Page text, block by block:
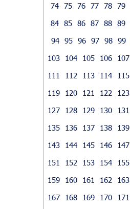
74 75 76 77 78 79
84 85 86 87 88 89
94 95 96 97 98 99
103
104 105 106 107
111
112 113 114 115
119
120 121 122 123
127
128 129 130 131
135
136 137 138 139
143
144 145 146 147
151
152 153 154 155
159
160 161 162 163
167
168 169 170 171